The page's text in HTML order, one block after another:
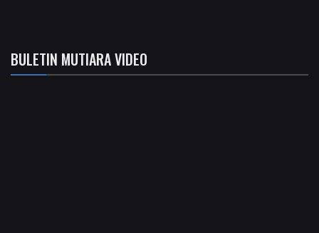
BULETIN MUTIARA VIDEO